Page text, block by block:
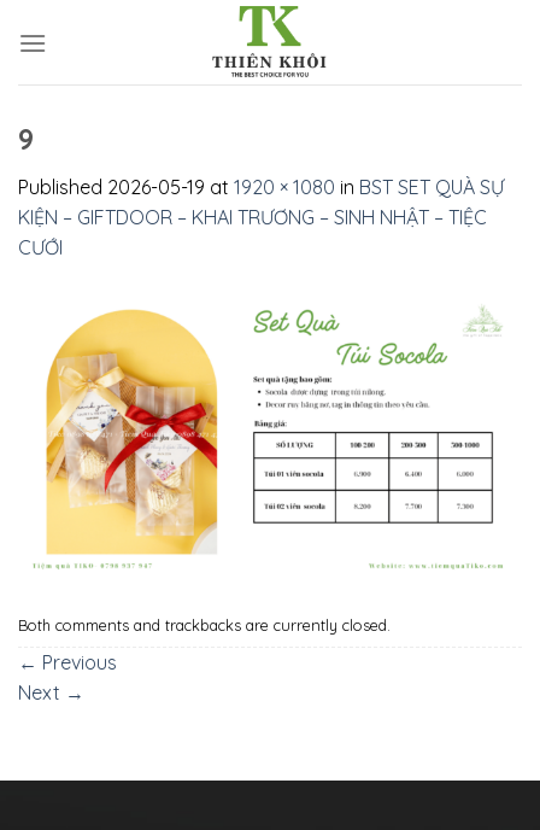
9
Published 2026-05-19 at 1920 × 1080 in BST SET QUÀ SỰ
KIỆN – GIFTDOOR – KHAI TRƯƠNG – SINH NHẬT – TIỆC
CƯỚI
Both comments and trackbacks are currently closed.
← Previous
Next →